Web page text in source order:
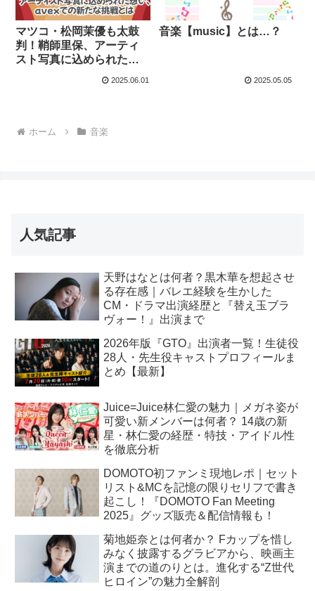
マツコ・松岡茉優も太鼓
判！鞘師里保、アーティ
スト写真に込められた想
い、avexでの新たな挑戦
2025.06.01
音楽【music】とは…？
2025.05.05
ホーム 音楽
人気記事
天野はなとは何者？黒木華を想起させ
る存在感｜バレエ経験を生かした
CM・ドラマ出演経歴と『替え玉ブラ
ヴォー！』出演まで
2026年版『GTO』出演者一覧！生徒役
28人・先生役キャストプロフィールま
とめ【最新】
Juice=Juice林仁愛の魅力｜メガネ姿が
可愛い新メンバーは何者？ 14歳の新
星・林仁愛の経歴・特技・アイドル性
を徹底分析
DOMOTO初ファンミ現地レポ｜セット
リスト&MCを記憶の限りセリフで書き
起こし！『DOMOTO Fan Meeting
2025』グッズ販売＆配信情報も！
菊地姫奈とは何者か？ Fカップを惜し
みなく披露するグラビアから、映画主
演までの道のりとは。進化する“Z世代
ヒロイン”の魅力全解剖